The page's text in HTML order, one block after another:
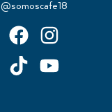
@somoscafe18